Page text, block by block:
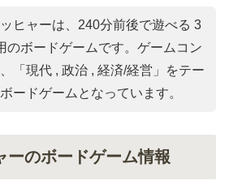
ヒャーは、240分前後で遊べる 3
のボードゲームです。ゲームコン
「 現代 , 政治 , 経済/経営 」をテー
ードゲームとなっています。
ーのボードゲーム情報